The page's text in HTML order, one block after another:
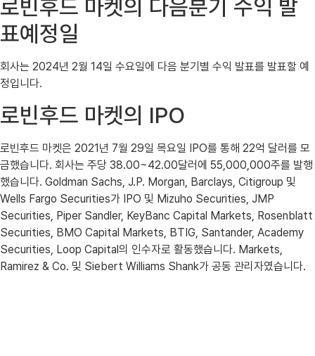
로빈후드 마켓의 다음분기 수익 발
표예정일
회사는 2024년 2월 14일 수요일에 다음 분기별 수익 발표를 발표할 예
정입니다.
로빈후드 마켓의 IPO
로빈후드 마켓은 2021년 7월 29일 목요일 IPO를 통해 22억 달러를 모
금했습니다. 회사는 주당 38.00~42.00달러에 55,000,000주를 발행
했습니다. Goldman Sachs, J.P. Morgan, Barclays, Citigroup 및
Wells Fargo Securities가 IPO 및 Mizuho Securities, JMP
Securities, Piper Sandler, KeyBanc Capital Markets, Rosenblatt
Securities, BMO Capital Markets, BTIG, Santander, Academy
Securities, Loop Capital의 인수자로 활동했습니다. Markets,
Ramirez & Co. 및 Siebert Williams Shank가 공동 관리자였습니다.